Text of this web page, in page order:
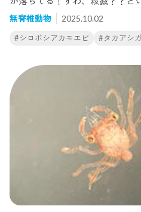
ロボシアカモエビが脱皮したの
シアカモエビが2個体いて、2個
なので、この殻は写真のエビが
見る限り、頭の部分と胴の部
の間からすぽっと抜けたことが
模様もきちんとついているし、
いに抜けたんですね。すごーい
ビが、その横にはフリソデエビ
ト」は今、エビが多めに見られ
皮殻も見てみたいものです。お
無脊椎動物 2025.10.02
#シロボシアカモエビ #タカアシ